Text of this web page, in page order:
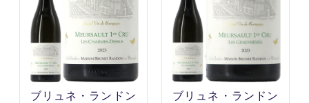
ブリュネ・ランドン
ブリュネ・ランドン